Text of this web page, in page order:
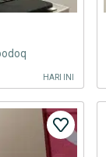
HARI INI